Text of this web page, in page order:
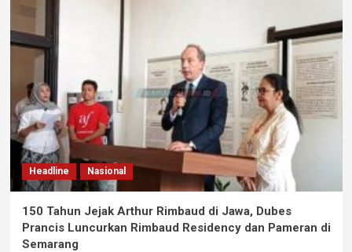
Headline Nasional
150 Tahun Jejak Arthur Rimbaud di Jawa, Dubes
Prancis Luncurkan Rimbaud Residency dan Pameran di
Semarang